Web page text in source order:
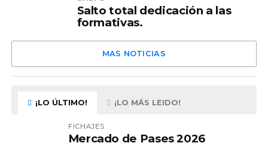
Salto total dedicación a las
formativas.
MAS NOTICIAS
¡LO ÚLTIMO! ¡LO MÁS LEIDO!
FICHAJES
Mercado de Pases 2026